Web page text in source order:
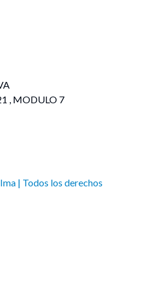
, MODULO 7
| Todos los derechos